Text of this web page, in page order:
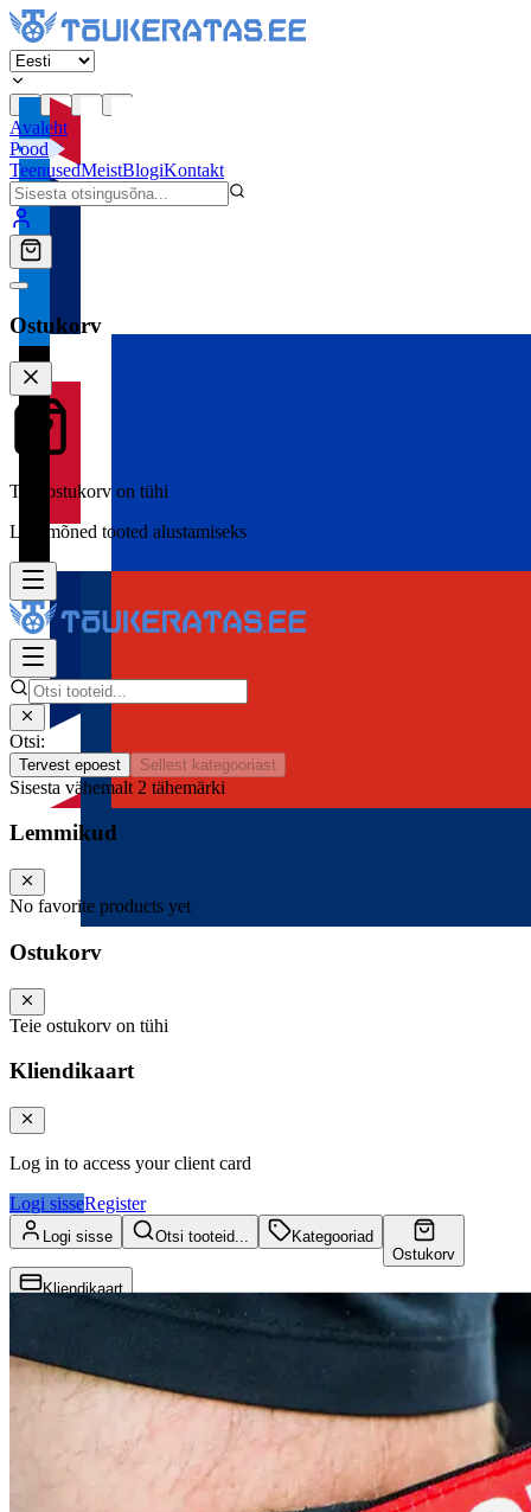
Avaleht
Pood
TeenusedMeistBlogiKontakt
Ostukorv
Teie ostukorv on tühi
Lisa mõned tooted alustamiseks
Otsi:
Tervest epoest Sellest kategooriast
Sisesta vähemalt 2 tähemärki
Lemmikud
No favorite products yet
Ostukorv
Teie ostukorv on tühi
Kliendikaart
Log in to access your client card
Logi sisseRegister
Logi sisse Otsi tooteid...
Kategooriad
Ostukorv
Kliendikaart